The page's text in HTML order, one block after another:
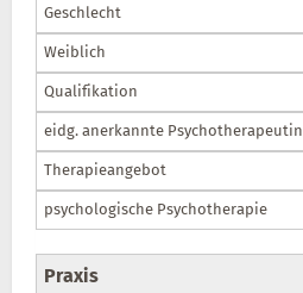
Geschlecht
Weiblich
Qualifikation
eidg. anerkannte Psychotherapeutin
Therapieangebot
psychologische Psychotherapie
Praxis